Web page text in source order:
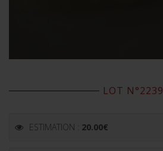
LOT N°2239
ESTIMATION : 20.00€